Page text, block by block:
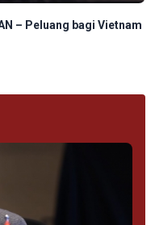
– Peluang bagi Vietnam